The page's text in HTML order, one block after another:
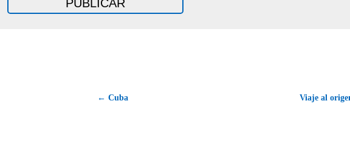
← Cuba Viaje al